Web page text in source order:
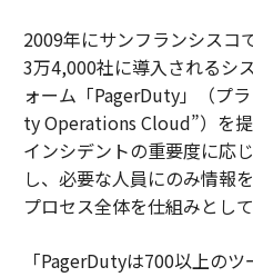
2009年にサンフランシスコ
3万4,000社に導入されるシ
ォーム「PagerDuty」（プ
ty Operations Cloud”）を提
インシデントの重要度に応
し、必要な人員にのみ情報
プロセス全体を仕組みとし
「PagerDutyは700以上の